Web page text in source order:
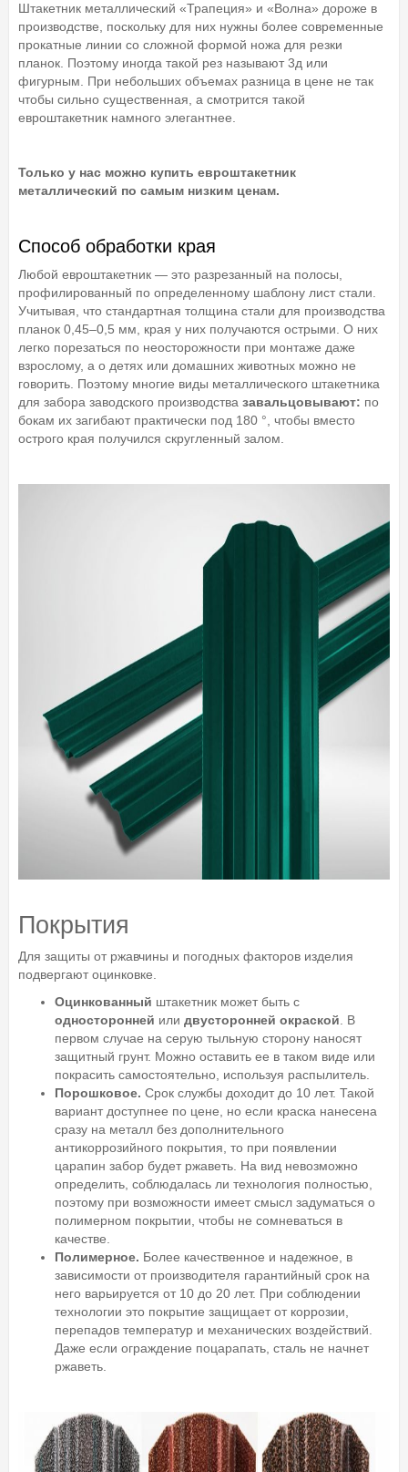
Штакетник металлический «Трапеция» и «Волна» дороже в
производстве, поскольку для них нужны более современные
прокатные линии со сложной формой ножа для резки
планок. Поэтому иногда такой рез называют 3д или
фигурным. При небольших объемах разница в цене не так
чтобы сильно существенная, а смотрится такой
евроштакетник намного элегантнее.
Только у нас можно купить евроштакетник
металлический по самым низким ценам.
Способ обработки края
Любой евроштакетник — это разрезанный на полосы,
профилированный по определенному шаблону лист стали.
Учитывая, что стандартная толщина стали для производства
планок 0,45–0,5 мм, края у них получаются острыми. О них
легко порезаться по неосторожности при монтаже даже
взрослому, а о детях или домашних животных можно не
говорить. Поэтому многие виды металлического штакетника
для забора заводского производства завальцовывают: по
бокам их загибают практически под 180 °, чтобы вместо
острого края получился скругленный залом.
Покрытия
Для защиты от ржавчины и погодных факторов изделия
подвергают оцинковке.
Оцинкованный штакетник может быть с
односторонней или двусторонней окраской . В
первом случае на серую тыльную сторону наносят
защитный грунт. Можно оставить ее в таком виде или
покрасить самостоятельно, используя распылитель.
Порошковое. Срок службы доходит до 10 лет. Такой
вариант доступнее по цене, но если краска нанесена
сразу на металл без дополнительного
антикоррозийного покрытия, то при появлении
царапин забор будет ржаветь. На вид невозможно
определить, соблюдалась ли технология полностью,
поэтому при возможности имеет смысл задуматься о
полимерном покрытии, чтобы не сомневаться в
качестве.
Полимерное. Более качественное и надежное, в
зависимости от производителя гарантийный срок на
него варьируется от 10 до 20 лет. При соблюдении
технологии это покрытие защищает от коррозии,
перепадов температур и механических воздействий.
Даже если ограждение поцарапать, сталь не начнет
ржаветь.